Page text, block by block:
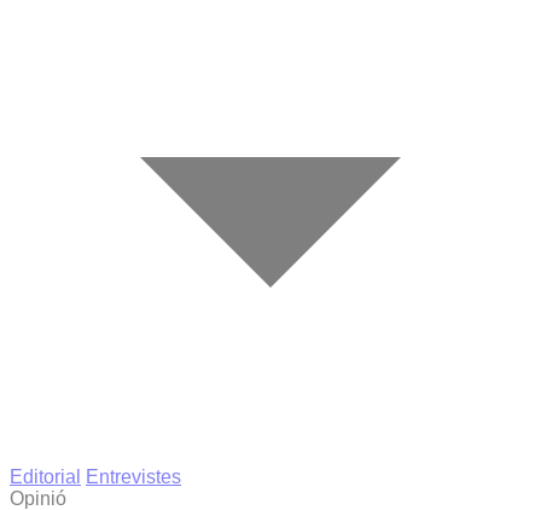
Editorial
Entrevistes
Opinió